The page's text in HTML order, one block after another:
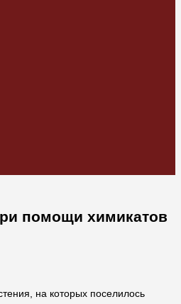
помощи химикатов
на которых поселилось